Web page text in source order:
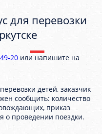
для перевозки
20 или напишите на
детей, заказчик
сообщить: количество
приказ
о проведении поездки.